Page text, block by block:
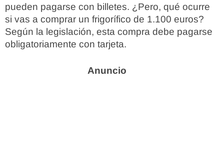
pueden pagarse con billetes. ¿Pero, qué ocurre
si vas a comprar un frigorífico de 1.100 euros?
Según la legislación, esta compra debe pagarse
obligatoriamente con tarjeta.